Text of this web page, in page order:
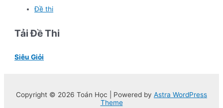
Đề thi
Tải Đề Thi
Siêu Giỏi
Copyright © 2026 Toán Học | Powered by Astra WordPress
Theme